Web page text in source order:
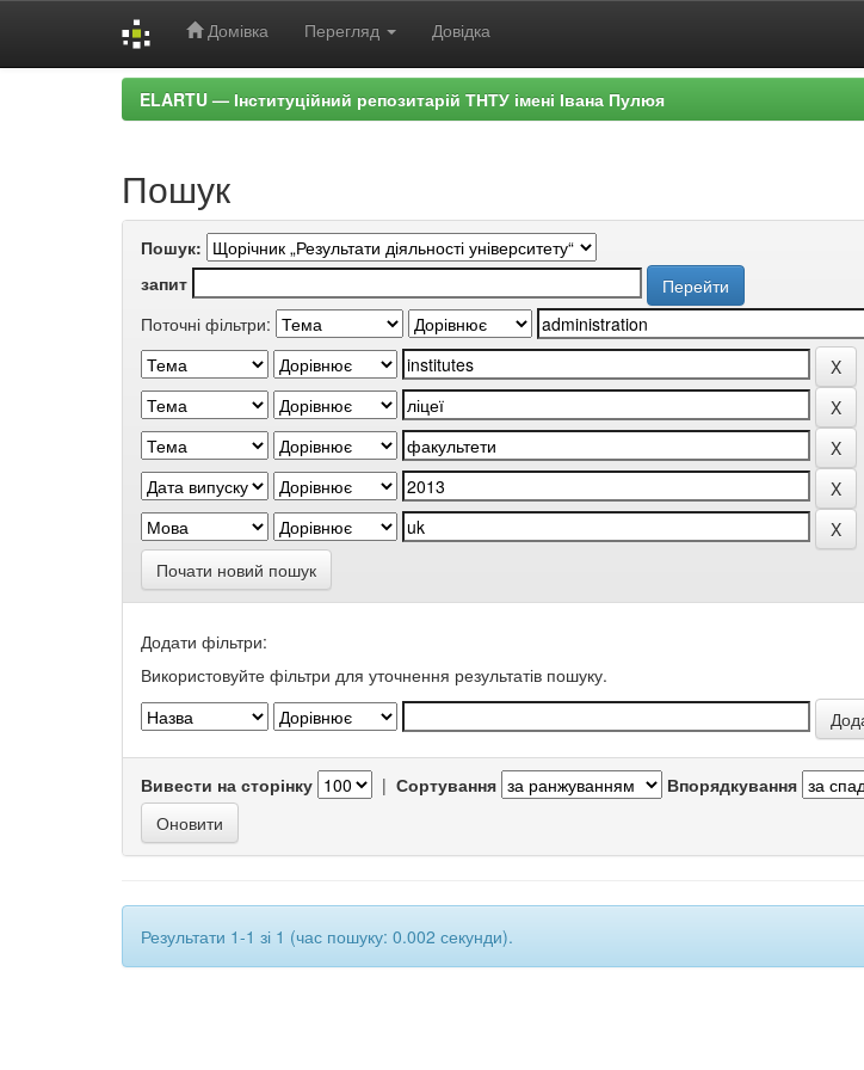
Домівка Перегляд Довідка
ELARTU — Інституційний репозитарій ТНТУ імені Івана Пулюя
Пошук
Пошук:
запит
Поточні фільтри:
Почати новий пошук
Додати фільтри:
Використовуйте фільтри для уточнення результатів пошуку.
Вивести на сторінку | Сортування Впорядкування
Результати 1-1 зі 1 (час пошуку: 0.002 секунди).